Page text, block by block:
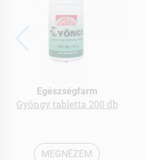
Egészségfarm
Gyöngy tabletta 200 db
MEGNÉZEM